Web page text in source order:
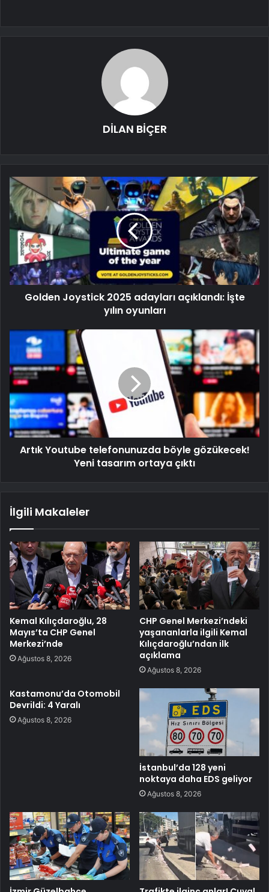
DİLAN BİÇER
Golden Joystick 2025 adayları açıklandı: İşte
yılın oyunları
Artık Youtube telefonunuzda böyle gözükecek!
Yeni tasarım ortaya çıktı
İlgili Makaleler
Kemal Kılıçdaroğlu, 28
Mayıs’ta CHP Genel
Merkezi’nde
Ağustos 8, 2026
CHP Genel Merkezi’ndeki
yaşananlarla ilgili Kemal
Kılıçdaroğlu’ndan ilk
açıklama
Ağustos 8, 2026
Kastamonu’da Otomobil
Devrildi: 4 Yaralı
Ağustos 8, 2026
İstanbul’da 128 yeni
noktaya daha EDS geliyor
Ağustos 8, 2026